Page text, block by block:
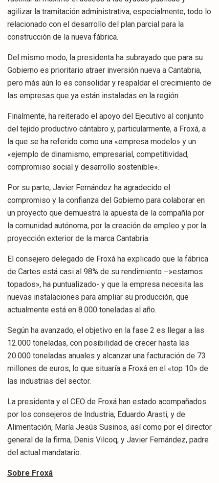
agilizar la tramitación administrativa, especialmente, todo lo
relacionado con el desarrollo del plan parcial para la
construcción de la nueva fábrica.
Del mismo modo, la presidenta ha subrayado que para su
Gobierno es prioritario atraer inversión nueva a Cantabria,
pero más aún lo es consolidar y respaldar el crecimiento de
las empresas que ya están instaladas en la región.
Finalmente, ha reiterado el apoyo del Ejecutivo al conjunto
del tejido productivo cántabro y, particularmente, a Froxá, a
la que se ha referido como una «empresa modelo» y un
«ejemplo de dinamismo, empresarial, competitividad,
compromiso social y desarrollo sostenible».
Por su parte, Javier Fernández ha agradecido el
compromiso y la confianza del Gobierno para colaborar en
un proyecto que demuestra la apuesta de la compañía por
la comunidad autónoma, por la creación de empleo y por la
proyección exterior de la marca Cantabria.
El consejero delegado de Froxá ha explicado que la fábrica
de Cartes está casi al 98% de su rendimiento –»estamos
topados», ha puntualizado- y que la empresa necesita las
nuevas instalaciones para ampliar su producción, que
actualmente está en 8.000 toneladas al año.
Según ha avanzado, el objetivo en la fase 2 es llegar a las
12.000 toneladas, con posibilidad de crecer hasta las
20.000 toneladas anuales y alcanzar una facturación de 73
millones de euros, lo que situaría a Froxá en el «top 10» de
las industrias del sector.
La presidenta y el CEO de Froxá han estado acompañados
por los consejeros de Industria, Eduardo Arasti, y de
Alimentación, María Jesús Susinos, así como por el director
general de la firma, Denis Vilcoq, y Javier Fernández, padre
del actual mandatario.
Sobre Froxá